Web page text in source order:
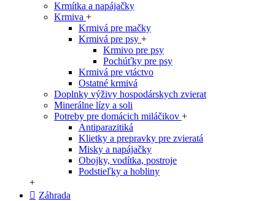
Krmítka a napájačky
Krmiva +
Krmivá pre mačky
Krmivá pre psy +
Krmivo pre psy
Pochúťky pre psy
Krmivá pre vtáctvo
Ostatné krmivá
Doplnky výživy hospodárskych zvierat
Minerálne lízy a soli
Potreby pre domácich miláčikov +
Antiparazitiká
Klietky a prepravky pre zvieratá
Misky a napájačky
Obojky, vodítka, postroje
Podstieľky a hobliny
+
Záhrada